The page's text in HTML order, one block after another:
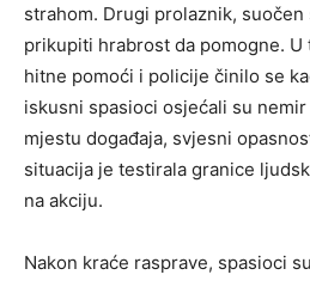
strahom. Drugi prolaznik, suočen
prikupiti hrabrost da pomogne.
hitne pomoći i policije činilo se
iskusni spasioci osjećali su
mjestu događaja, svjesni
situacija je testirala granice
na akciju.
Nakon kraće rasprave, spasioci